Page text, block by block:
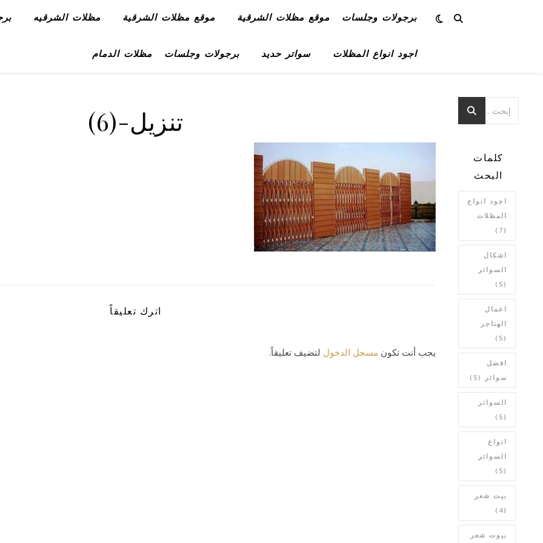
برجولات وجلسات موقع مظلات الشرقية موقع مظلات الشرقية مظلات الشرقيه
اجود انواع المظلات سواتر حديد برجولات وجلسات مظلات الدمام
تنزيل-(6)
اترك تعليقاً
يجب أنت تكون مسجل الدخول لتضيف تعليقاً.
كلمات
البحث
اجود انواع
المظلات
(7)
اشكال
السواتر
(5)
اعمال
الهناجر
(5)
افضل
سواتر
(5)
السواتر
(5)
انواع
السواتر
(5)
بيت شعر
(4)
بيوت شعر